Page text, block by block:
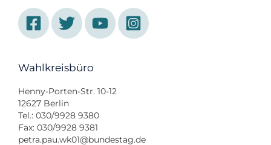
Wahlkreisbüro
Henny-Porten-Str. 10-12
12627 Berlin
Tel.: 030/9928 9380
Fax: 030/9928 9381
petra.pau.wk01@bundestag.de